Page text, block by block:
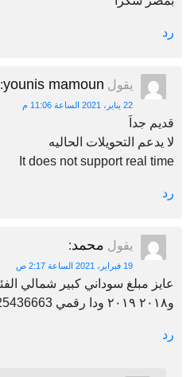
رد
يقول younis mamoun
:
22 يناير، 2021 الساعة 11:06 م
قديم جداَ
لا يدعم التحويلات الحاليه
It does not support real time
رد
يقول محمد:
19 فبراير، 2021 الساعة 2:17 ص
و٢٠١٨ ٢٠١٩ ودا رقمي 01125436663
رد